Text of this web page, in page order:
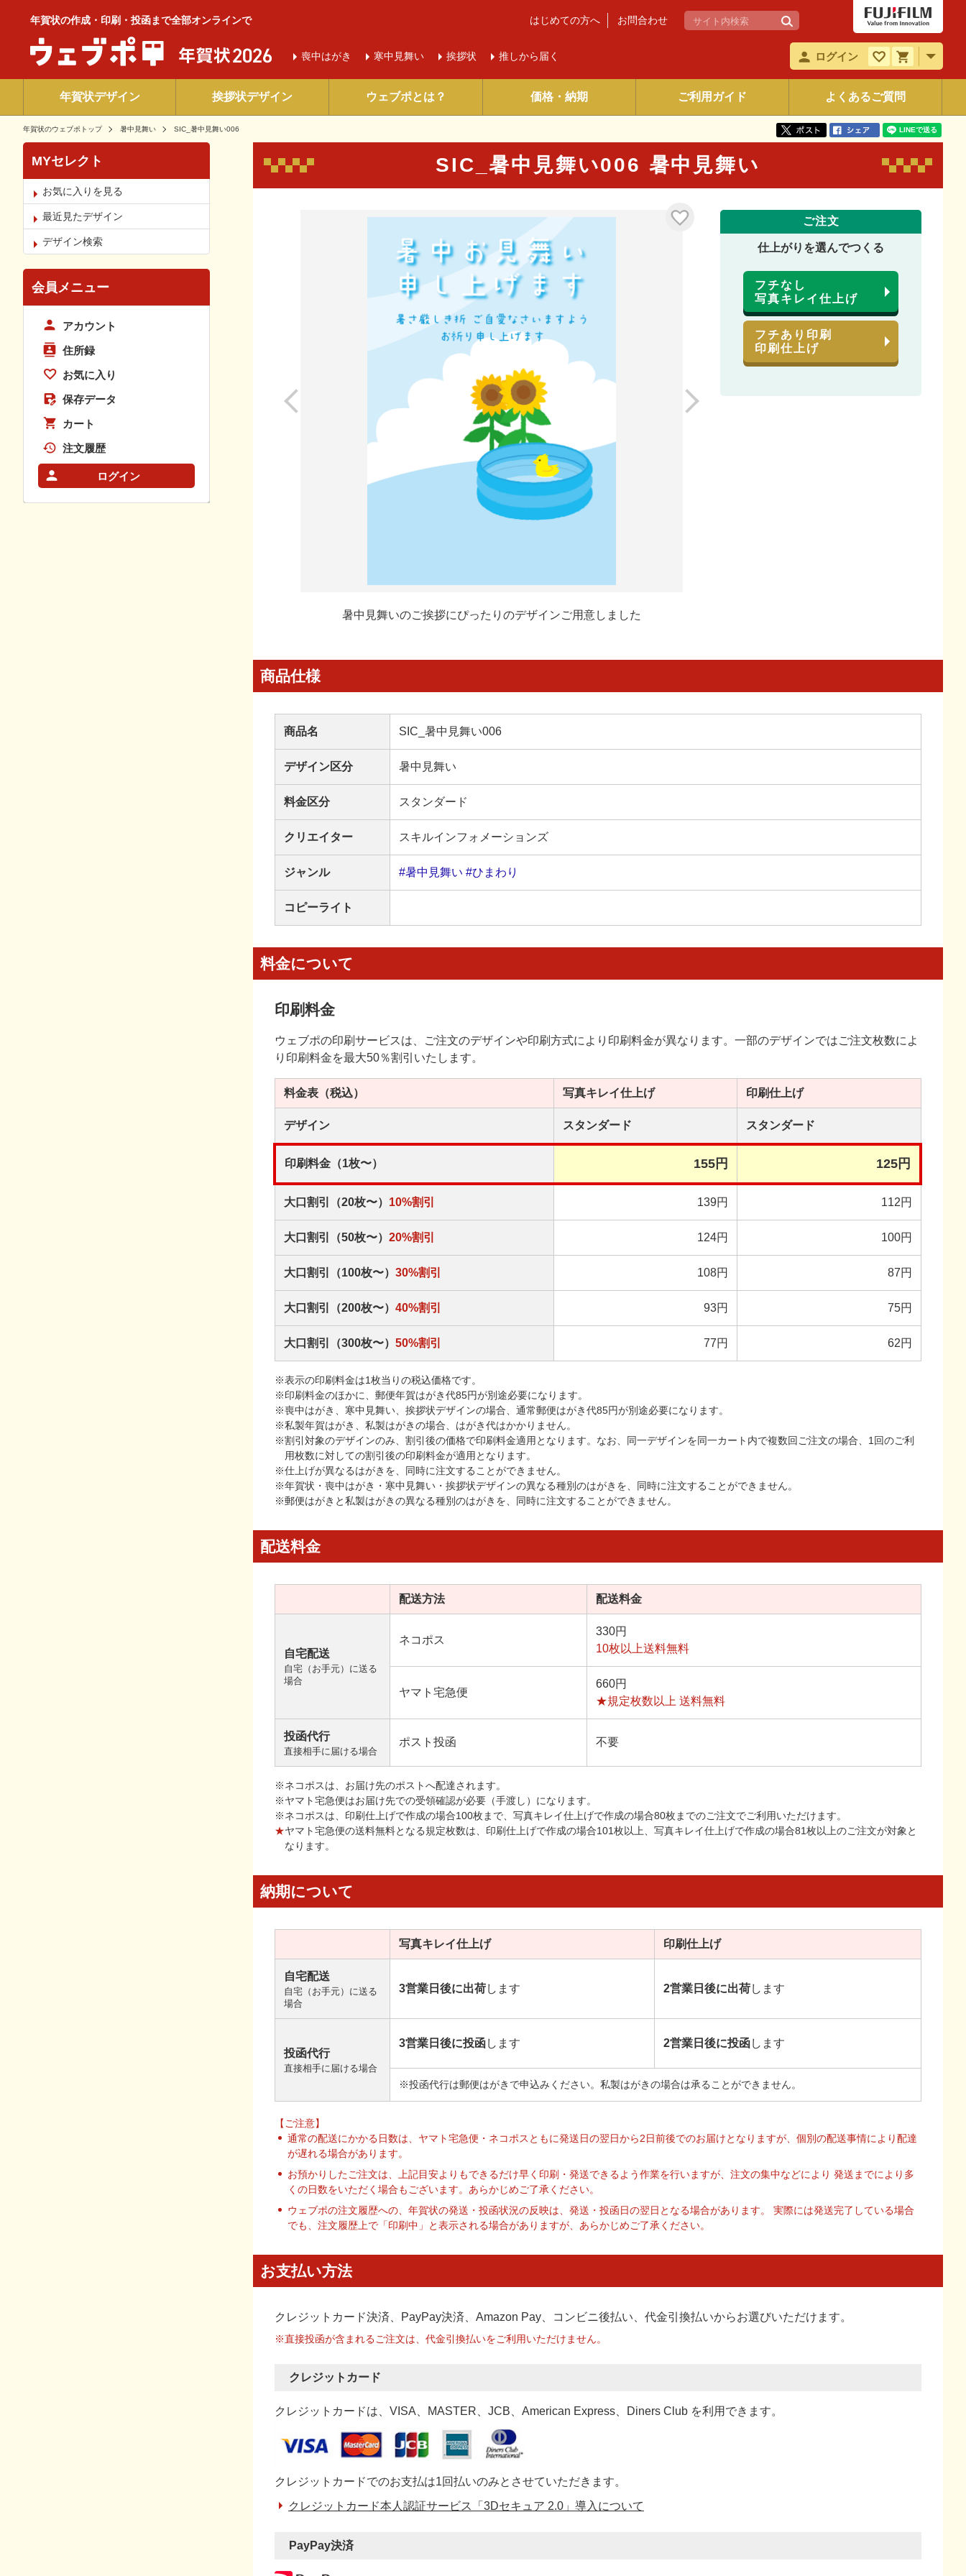
年賀状の作成・印刷・投函まで全部オンラインで
喪中はがき 寒中 見舞い 挨拶状 推しから届く
はじめての方へ お問合わせ
ログイン
年賀状デザイン 挨拶状デザイン ウェブポとは？ 価格・納期 ご利用ガイド よくあるご質問
年賀状のウェブポトップ 暑中見舞い SIC_暑中見舞い006
SIC_暑中見舞い006 暑中見舞い
暑中見舞いのご挨拶にぴったりのデザインご用意しました
ご注文
仕上がりを選んでつくる
フチなし
写真キレイ仕上げ
フチあり印刷
印刷仕上げ
商品仕様
商品名 SIC_暑中見舞い006
デザイン区分 暑中見舞い
料金区分 スタンダード
クリエイター スキルインフォメーションズ
ジャンル #暑中見舞い #ひまわり
コピーライト
料金について
印刷料金
ウェブポの印刷サービスは、ご注文のデザインや印刷方式により印刷料金が異なります。一部のデザインではご注文枚数によ
り印刷料金を最大50％割引いたします。
料金表 （税込） 写真キレイ仕上げ 印刷仕上げ
デザイン スタンダード スタンダード
印刷料金（1枚〜） 155円 125円
大口割引（20枚〜） 10%割引 139円 112円
大口割引（50枚〜） 20%割引 124円 100円
大口割引（100枚〜） 30%割引 108円 87円
大口割引（200枚〜） 40%割引 93円 75円
大口割引（300枚〜） 50%割引 77円 62円
※表示の印刷料金は1枚当りの税込価格です。
※印刷料金のほかに、郵便年賀はがき代85円が別途必要になります。
※喪中はがき、寒中見舞い、挨拶状デザインの場合、通常郵便はがき代85円が別途必要になります。
※私製年賀はがき、私製はがきの場合、はがき代はかかりません。
※割引対象のデザインのみ、割引後の価格で印刷料金適用となります。なお、同一デザインを同一カート内で複数回ご注文の場合、1回のご利
用枚数に対しての割引後の印刷料金が適用となります。
※仕上げが異なるはがきを、同時に注文することができません。
※年賀状・喪中はがき・寒中見舞い・挨拶状デザインの異なる種別のはがきを、同時に注文することができません。
※郵便はがきと私製はがきの異なる種別のはがきを、同時に注文することができません。
配送料金
配送方法 配送料金
自宅配送
自宅（お手元）に送る
場合
ネコポス
330円
10枚以上送料無料
ヤマト宅急便
660円
★規定枚数以上 送料無料
投函代行
直接相手に届ける場合
ポスト投函 不要
※ネコポスは、お届け先のポストへ配達されます。
※ヤマト宅急便はお届け先での受領確認が必要（手渡し）になります。
※ネコポスは、印刷仕上げで作成の場合100枚まで、写真キレイ仕上げで作成の場合80枚までのご注文でご利用いただけます。
★ヤマト宅急便の送料無料となる規定枚数は、印刷仕上げで作成の場合101枚以上、写真キレイ仕上げで作成の場合81枚以上のご注文が対象と
なります。
納期について
写真キレイ仕上げ 印刷仕上げ
自宅配送
自宅（お手元）に送る
場合
3営業日後に出荷します 2営業日後に出荷します
投函代行
直接相手に届ける場合
3営業日後に投函します 2営業日後に投函します
※投函代行は郵便はがきで申込みください。私製はがきの場合は承ることができません。
【ご注意】
通常の配送にかかる日数は、ヤマト宅急便・ネコポスともに発送日の翌日から2日前後でのお届けとなりますが、個別の配送事情により配達
が遅れる場合があります。
お預かりしたご注文は、上記目安よりもできるだけ早く印刷・発送できるよう作業を行いますが、注文の集中などにより 発送までにより多
くの日数をいただく場合もございます。あらかじめご了承ください。
ウェブポの注文履歴への、年賀状の発送・投函状況の反映は、発送・投函日の翌日となる場合があります。 実際には発送完了している場合
でも、注文履歴上で「印刷中」と表示される場合がありますが、あらかじめご了承ください。
お支払い方法
クレジットカード決済、PayPay決済 、Amazon Pay、コンビニ後払い、代金引換払いからお選びいただけます。
※直接投函が含まれるご注文は、代金引換払いをご利用いただけません。
クレジットカード
クレジットカードは、VISA、MASTER、JCB、American Express、Diners Club を利用できます。
クレジットカードでのお支払は1回払いのみとさせていただきます。
クレジットカード本人認証サービス「3Dセキュア 2.0」導入について
PayPay決済
MYセレクト
お気に入りを見る
最近見たデザイン
デザイン検索
会員メニュー
アカウント
住所録
お気に入り
保存データ
カート
注文履歴
ログイン